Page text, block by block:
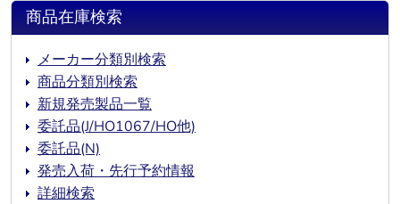
商品在庫検索
メーカー分類別検索
商品分類別検索
新規発売製品一覧
委託品(J/HO1067/HO他)
委託品(N)
発売入荷・先行予約情報
詳細検索